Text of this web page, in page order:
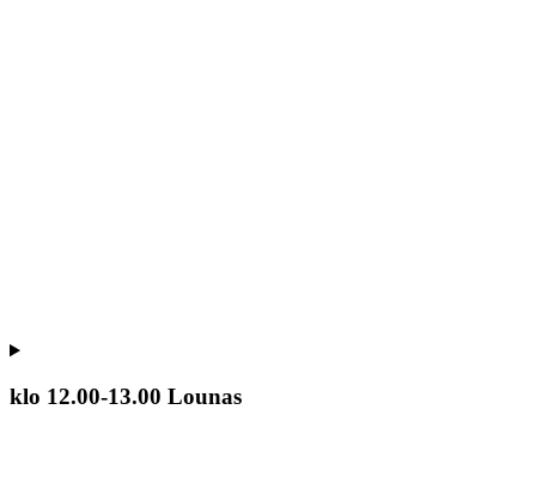
klo 12.00-13.00 Lounas